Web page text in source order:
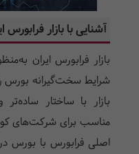
آشنایی با بازار
بازار فرابورس ایران
شرایط سخت‌گیرانه بورس
بازار با ساختار
مناسب برای شرکت‌های
اصلی فرابورس با بورس